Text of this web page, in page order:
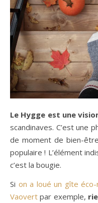
Le Hygge est une
scandinaves. C’est une
de moment de bien-
populaire ! L’élément
c’est la bougie.
Si on a loué un gîte
Vaovert par exemple,